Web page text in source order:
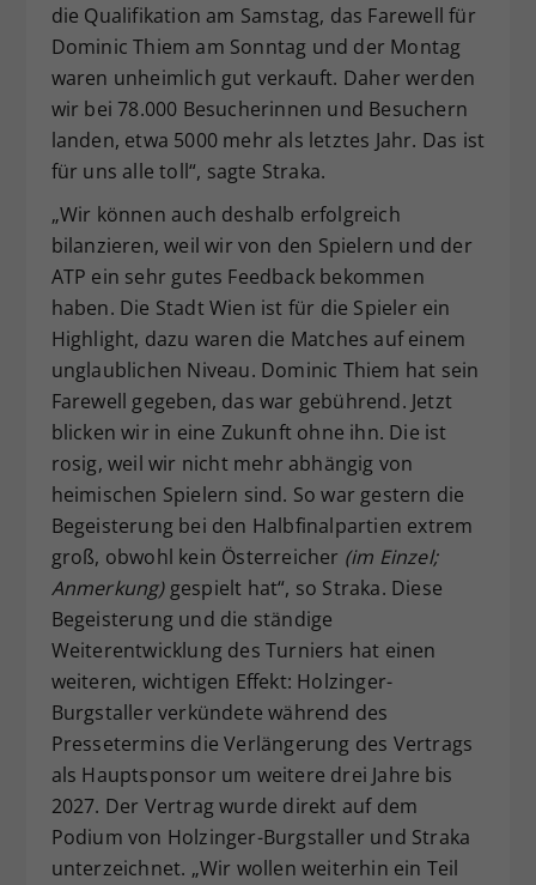
die Qualifikation am Samstag, das Farewell für
Dominic Thiem am Sonntag und der Montag
waren unheimlich gut verkauft. Daher werden
wir bei 78.000 Besucherinnen und Besuchern
landen, etwa 5000 mehr als letztes Jahr. Das ist
für uns alle toll“, sagte Straka.
„Wir können auch deshalb erfolgreich
bilanzieren, weil wir von den Spielern und der
ATP ein sehr gutes Feedback bekommen
haben. Die Stadt Wien ist für die Spieler ein
Highlight, dazu waren die Matches auf einem
unglaublichen Niveau. Dominic Thiem hat sein
Farewell gegeben, das war gebührend. Jetzt
blicken wir in eine Zukunft ohne ihn. Die ist
rosig, weil wir nicht mehr abhängig von
heimischen Spielern sind. So war gestern die
Begeisterung bei den Halbfinalpartien extrem
groß, obwohl kein Österreicher (im Einzel;
Anmerkung)gespielt hat“, so Straka. Diese
Begeisterung und die ständige
Weiterentwicklung des Turniers hat einen
weiteren, wichtigen Effekt: Holzinger-
Burgstaller verkündete während des
Pressetermins die Verlängerung des Vertrags
als Hauptsponsor um weitere drei Jahre bis
2027. Der Vertrag wurde direkt auf dem
Podium von Holzinger-Burgstaller und Straka
unterzeichnet. „Wir wollen weiterhin ein Teil